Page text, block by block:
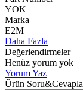
YOK
Marka
E2M
Daha Fazla
Değerlendirmeler
Henüz yorum yok
Yorum Yaz
Ürün